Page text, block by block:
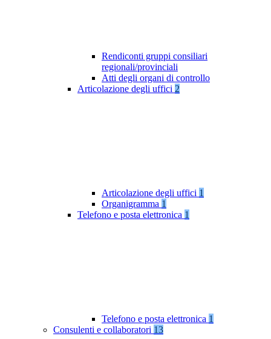
Rendiconti gruppi consiliari
regionali/provinciali
Atti degli organi di controllo
Articolazione degli uffici 2
Articolazione degli uffici 1
Organigramma 1
Telefono e posta elettronica 1
Telefono e posta elettronica 1
Consulenti e collaboratori 13